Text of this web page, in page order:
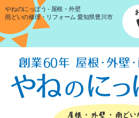
やねのにっぽう - 屋根・外壁
雨どいの修理・リフォーム 愛知県豊川市